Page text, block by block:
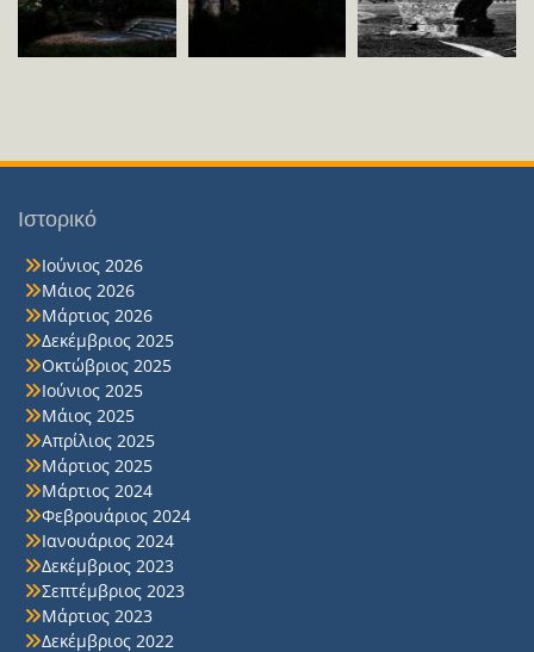
Ιστορικό
Ιούνιος 2026
Μάιος 2026
Μάρτιος 2026
Δεκέμβριος 2025
Οκτώβριος 2025
Ιούνιος 2025
Μάιος 2025
Απρίλιος 2025
Μάρτιος 2025
Μάρτιος 2024
Φεβρουάριος 2024
Ιανουάριος 2024
Δεκέμβριος 2023
Σεπτέμβριος 2023
Μάρτιος 2023
Δεκέμβριος 2022